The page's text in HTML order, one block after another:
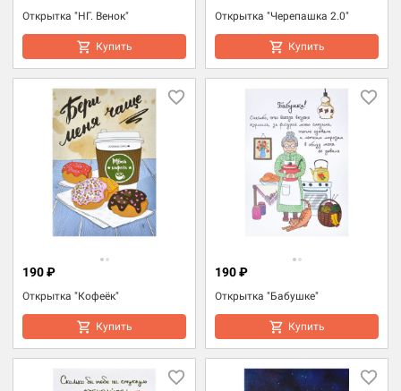
Открытка "НГ. Венок"
Купить
Открытка "Черепашка 2.0"
Купить
Открытка "Кофеёк"
190 ₽
Купить
Открытка "Бабушке"
190 ₽
Купить